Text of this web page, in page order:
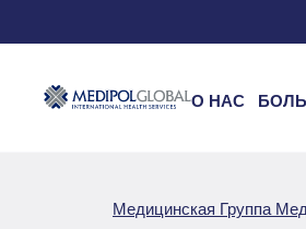
О НАС
Медицинская Группа